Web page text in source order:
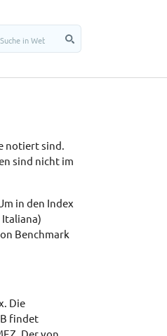
notiert sind.
sind nicht im
in den Index
Benchmark
Die
findet